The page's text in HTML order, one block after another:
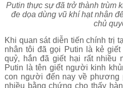
Putin thực sự đã trở thành trùm
đe dọa dùng vũ khí hạt nhân
chủ
Khi quan sát diễn tiến chính trị
nhân tôi đã gọi Putin là kẻ
quỷ, hắn đã giết hại rất nhiều
Putin là tên giết người kinh
con người đến nay về phương
nhiều bằng chứng cho thấy